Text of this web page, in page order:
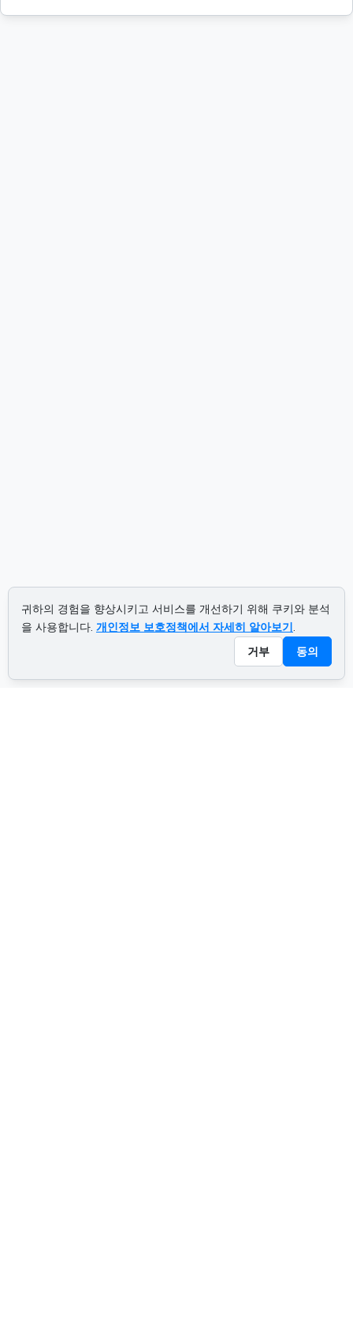
귀하의 경험을 향상시키고 서비스를 개선하기 위해 쿠키와 분석
을 사용합니다. 개인정보 보호정책에서 자세히 알아보기.
거부
동의